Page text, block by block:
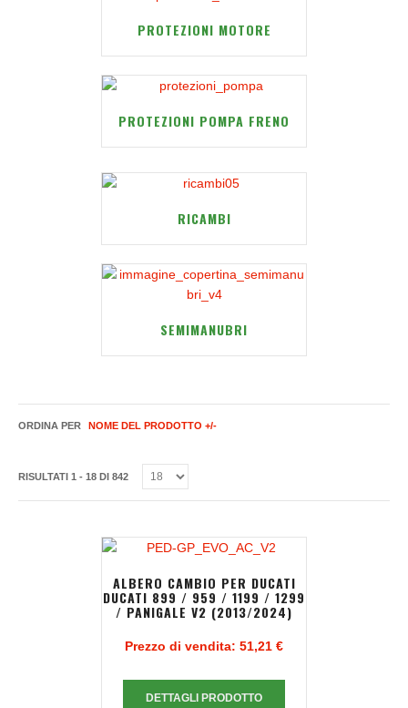
PROTEZIONI MOTORE
PROTEZIONI POMPA FRENO
RICAMBI
SEMIMANUBRI
ORDINA PER NOME DEL PRODOTTO +/-
RISULTATI 1 - 18 DI 842
ALBERO CAMBIO PER DUCATI
DUCATI 899 / 959 / 1199 / 1299
/ PANIGALE V2 (2013/2024)
Prezzo di vendita: 51,21 €
DETTAGLI PRODOTTO